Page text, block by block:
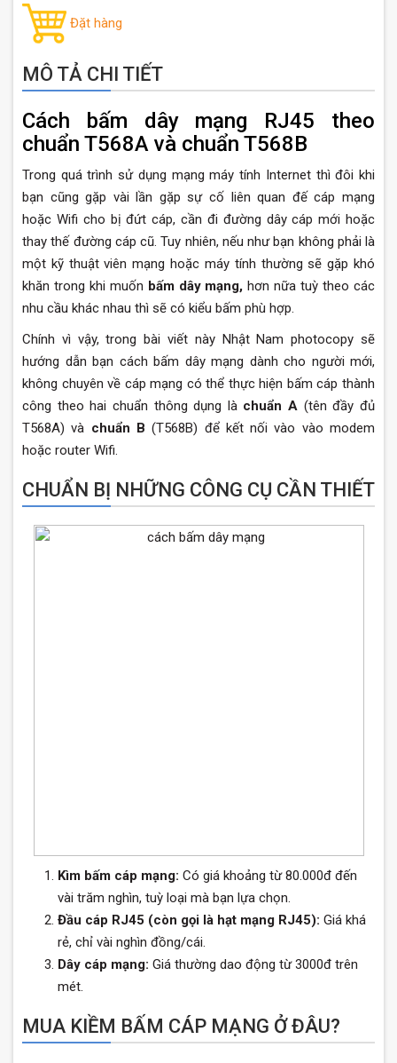
Đặt hàng
MÔ TẢ CHI TIẾT
Cách bấm dây mạng RJ45 theo
chuẩn T568A và chuẩn T568B
Trong quá trình sử dụng mạng máy tính Internet thì đôi khi
bạn cũng gặp vài lần gặp sự cố liên quan đế cáp mạng
hoặc Wifi cho bị đứt cáp, cần đi đường dây cáp mới hoặc
thay thế đường cáp cũ. Tuy nhiên, nếu như bạn không phải là
một kỹ thuật viên mạng hoặc máy tính thường sẽ gặp khó
khăn trong khi muốn bấm dây mạng,hơn nữa tuỳ theo các
nhu cầu khác nhau thì sẽ có kiểu bấm phù hợp.
Chính vì vậy, trong bài viết này Nhật Nam photocopy sẽ
hướng dẫn bạn cách bấm dây mạng dành cho người mới,
không chuyên về cáp mạng có thể thực hiện bấm cáp thành
công theo hai chuẩn thông dụng là chuẩn A (tên đầy đủ
T568A) và chuẩn B (T568B) để kết nối vào vào modem
hoặc router Wifi.
CHUẨN BỊ NHỮNG CÔNG CỤ CẦN THIẾT
Kìm bấm cáp mạng: Có giá khoảng từ 80.000đ đến
vài trăm nghìn, tuỳ loại mà bạn lựa chọn.
Đầu cáp RJ45 (còn gọi là hạt mạng RJ45): Giá khá
rẻ, chỉ vài nghìn đồng/cái.
Dây cáp mạng: Giá thường dao động từ 3000đ trên
mét.
MUA KIỀM BẤM CÁP MẠNG Ở ĐÂU?